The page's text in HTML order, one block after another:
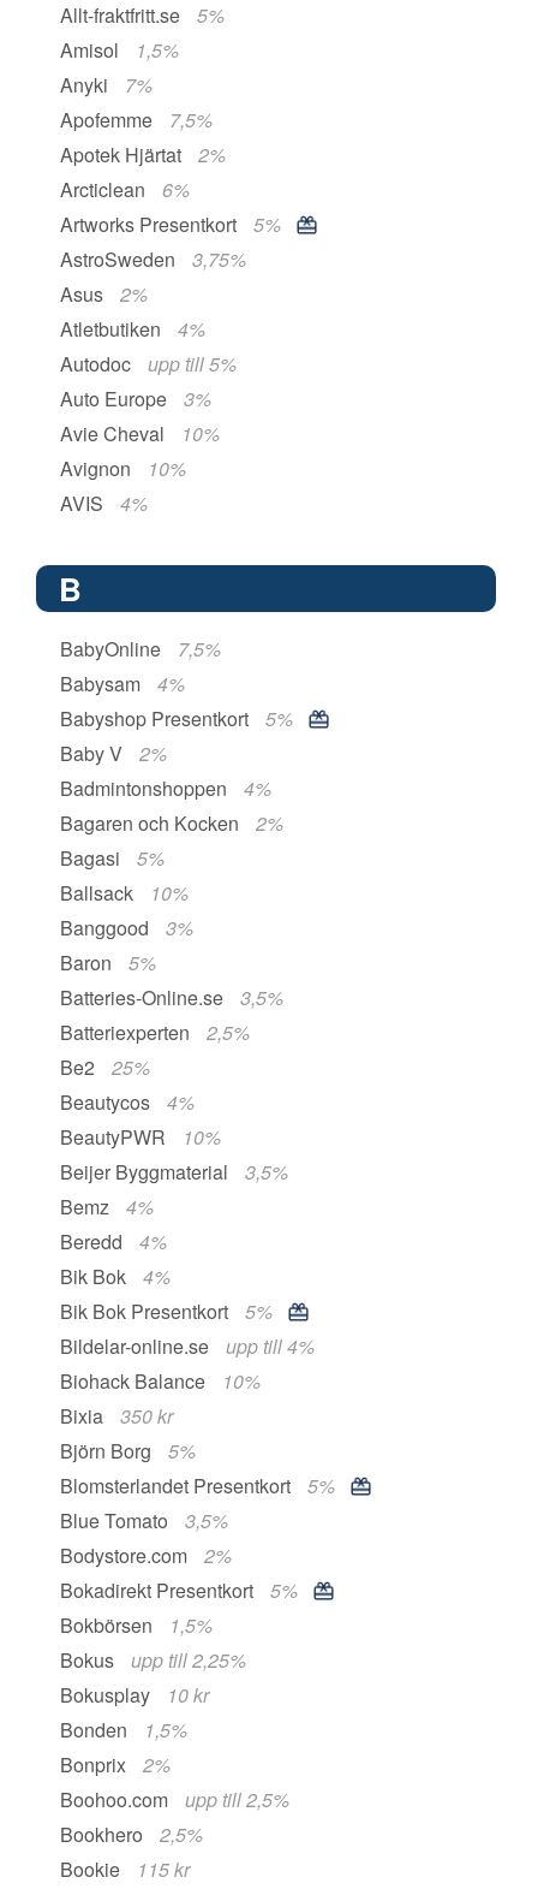
Allt-fraktfritt.se
5%
Amisol
1,5%
Anyki
7%
Apofemme
7,5%
Apotek Hjärtat
2%
Arcticlean
6%
Artworks Presentkort
5%
AstroSweden
3,75%
Asus
2%
Atletbutiken
4%
Autodoc
upp till 5%
Auto Europe
3%
Avie Cheval
10%
Avignon
10%
AVIS
4%
B
BabyOnline
7,5%
Babysam
4%
Babyshop Presentkort
5%
Baby V
2%
Badmintonshoppen
4%
Bagaren och Kocken
2%
Bagasi
5%
Ballsack
10%
Banggood
3%
Baron
5%
Batteries-Online.se
3,5%
Batteriexperten
2,5%
Be2
25%
Beautycos
4%
BeautyPWR
10%
Beijer Byggmaterial
3,5%
Bemz
4%
Beredd
4%
Bik Bok
4%
Bik Bok Presentkort
5%
Bildelar-online.se
upp till 4%
Biohack Balance
10%
Bixia
350 kr
Björn Borg
5%
Blomsterlandet Presentkort
5%
Blue Tomato
3,5%
Bodystore.com
2%
Bokadirekt Presentkort
5%
Bokbörsen
1,5%
Bokus
upp till 2,25%
Bokusplay
10 kr
Bonden
1,5%
Bonprix
2%
Boohoo.com
upp till 2,5%
Bookhero
2,5%
Bookie
115 kr